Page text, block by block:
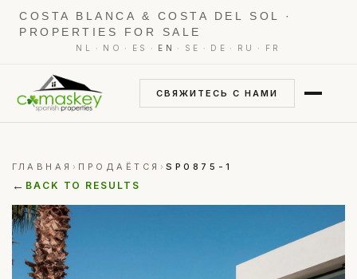
COSTA BLANCA & COSTA DEL SOL ·
PROPERTIES FOR SALE
NL · NO · ES · EN · SE · DE · RU · FR
СВЯЖИТЕСЬ С НАМИ
ГЛАВНАЯ › ПРОДАЁТСЯ ›SP0875-1
← BACK TO RESULTS